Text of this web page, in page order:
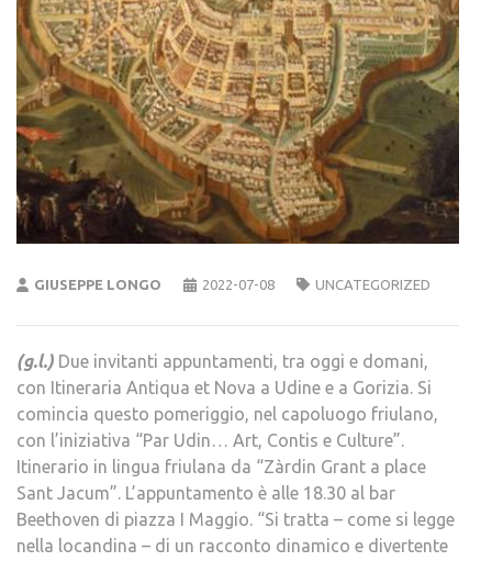
GIUSEPPE LONGO 2022-07-08 UNCATEGORIZED
(g.l.) Due invitanti appuntamenti, tra oggi e domani,
con Itineraria Antiqua et Nova a Udine e a Gorizia. Si
comincia questo pomeriggio, nel capoluogo friulano,
con l’iniziativa “Par Udin… Art, Contis e Culture”.
Itinerario in lingua friulana da “Zàrdin Grant a place
Sant Jacum”. L’appuntamento è alle 18.30 al bar
Beethoven di piazza I Maggio. “Si tratta – come si legge
nella locandina – di un racconto dinamico e divertente